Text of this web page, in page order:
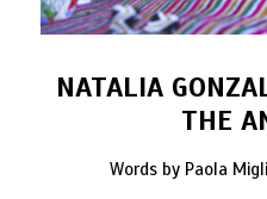
NATALIA
THE
Words by Paola